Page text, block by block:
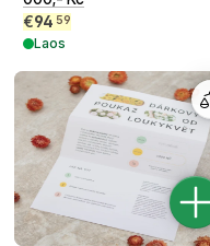
€94 59
Laos